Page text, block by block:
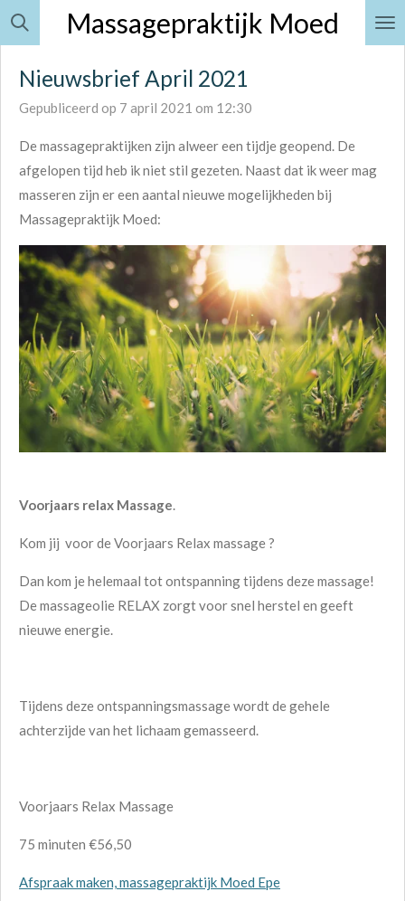
Ga
direct
naar
hoofdinhoud
Massagepraktijk Moed
Nieuwsbrief April 2021
Gepubliceerd op 7 april 2021 om 12:30
De massagepraktijken zijn alweer een tijdje geopend. De
afgelopen tijd heb ik niet stil gezeten. Naast dat ik weer mag
masseren zijn er een aantal nieuwe mogelijkheden bij
Massagepraktijk Moed:
Voorjaars relax Massage.
Kom jij voor de Voorjaars Relax massage ?
Dan kom je helemaal tot ontspanning tijdens deze massage!
De massageolie RELAX zorgt voor snel herstel en geeft
nieuwe energie.
Tijdens deze ontspanningsmassage wordt de gehele
achterzijde van het lichaam gemasseerd.
Voorjaars Relax Massage
75 minuten €56,50
Afspraak maken, massagepraktijk Moed Epe